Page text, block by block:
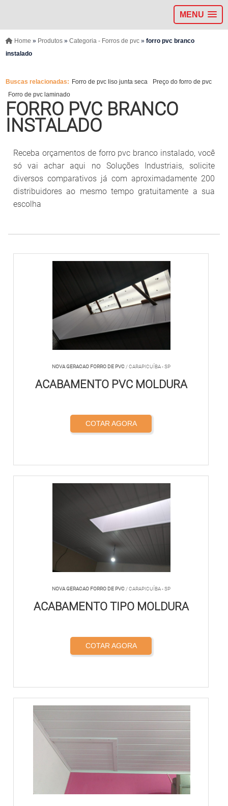
MENU
Home » Produtos» Categoria - Forros de pvc» forro pvc branco
instalado
Buscas relacionadas: Forro de pvc liso junta seca
Preço do forro de pvc
Forro de pvc laminado
FORRO PVC BRANCO
INSTALADO
Receba orçamentos de forro pvc branco instalado, você
só vai achar aqui no Soluções Industriais, solicite
diversos comparativos já com aproximadamente 200
distribuidores ao mesmo tempo gratuitamente a sua
escolha
NOVA GERACAO FORRO DE PVC/ CARAPICUÍBA - SP
ACABAMENTO PVC MOLDURA
COTAR AGORA
NOVA GERACAO FORRO DE PVC/ CARAPICUÍBA - SP
ACABAMENTO TIPO MOLDURA
COTAR AGORA